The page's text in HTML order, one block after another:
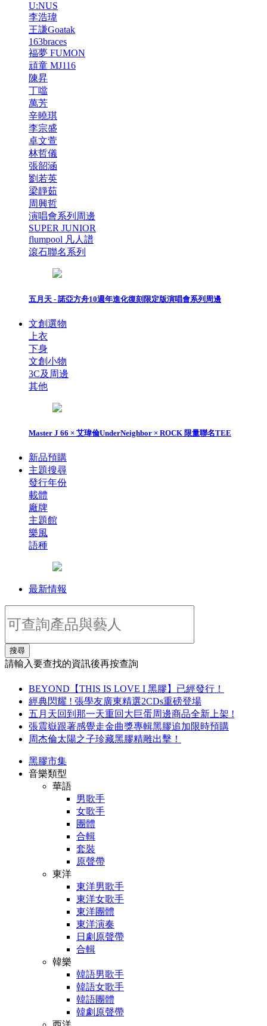
U:NUS
李浩瑋
王謙Goatak
163braces
福夢 FUMON
頑童 MJ116
陳昇
丁噹
萬芳
辛曉琪
李宗盛
卓文萱
林哲儀
張韶涵
劉若英
梁靜茹
周興哲
演唱會系列周邊
SUPER JUNIOR
flumpool 凡人譜
滾石聯名系列
五月天 - 諾亞方舟10週年進化復刻限定版演唱會系列周邊
文創選物
上衣
下身
文創小物
3C及周邊
其他
Master J 66 × 艾瑋倫UnderNeighbor × ROCK 限量聯名TEE
新品預購
主題搜尋
發行年份
載體
廠牌
主題館
樂風
語種
最新情報
搜尋
請輸入要查找的資訊後再按查詢
BEYOND【THIS IS LOVE I 黑膠】已經發行！
經典閃耀 ! 張學友廣東精選2CDs重磅登場
五月天回到那一天重回大巨蛋周邊商品全新上架 !
張震嶽跟著感覺走金曲獎專輯黑膠追加限時預購
周杰倫太陽之子珍藏黑膠精雕出擊！
黑膠市集
音樂類型
華語
男歌手
女歌手
團體
合輯
套裝
原聲帶
東洋
東洋男歌手
東洋女歌手
東洋團體
東洋演奏
日劇原聲帶
合輯
韓樂
韓語男歌手
韓語女歌手
韓語團體
韓劇原聲帶